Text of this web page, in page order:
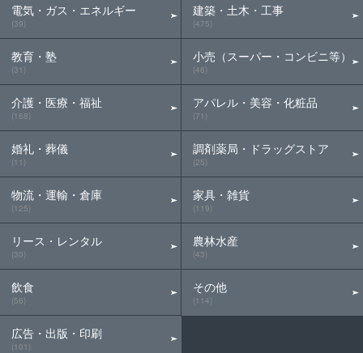
電気・ガス・エネルギー
(39)
教育・塾
(31)
介護・医療・福祉
(168)
婚礼・葬儀
(11)
物流・運輸・倉庫
(125)
リース・レンタル
(30)
飲食
(56)
広告・出版・印刷
(101)
建築・土木・工事
(475)
小売（スーパー・コンビニ等）
(46)
アパレル・美容・化粧品
(71)
調剤薬局・ドラッグストア
(25)
家具・雑貨
(119)
農林水産
(43)
その他
(114)